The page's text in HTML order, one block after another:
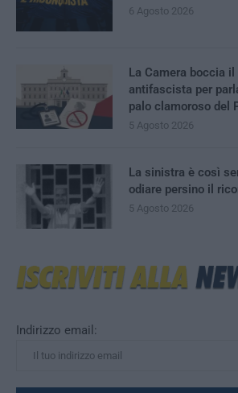
Indirizzo email:
6 Agosto 2026
La Camera boccia
antifascista per
palo clamoroso del
5 Agosto 2026
La sinistra è così
odiare persino il
5 Agosto 2026